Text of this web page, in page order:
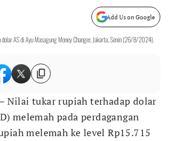
Add Us on Google
AS di Ayu Masagung Money Changer, Jakarta, Senin (26/8/2024).
– Nilai tukar rupiah terhadap dolar
melemah pada perdagangan
melemah ke level Rp15.715